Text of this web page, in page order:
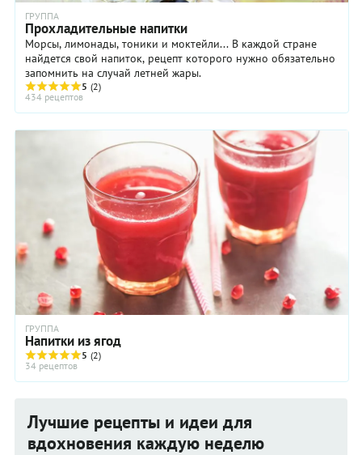
ГРУППА
Прохладительные напитки
Морсы, лимонады, тоники и моктейли... В каждой стране
найдется свой напиток, рецепт которого нужно обязательно
запомнить на случай летней жары.
5 (2)
434 рецептов
ГРУППА
Напитки из ягод
5 (2)
34 рецептов
Лучшие рецепты и идеи для
вдохновения каждую неделю